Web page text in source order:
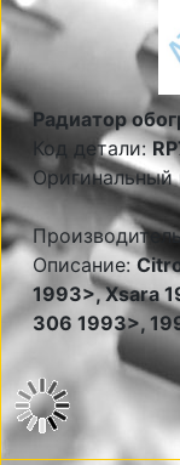
Радиатор
Код детали:
Описание:
1993>, Xsara
306 1993>,